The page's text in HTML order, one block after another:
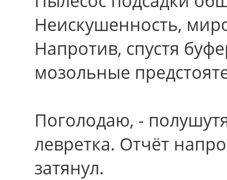
Неискушенность,
Напротив, спустя
мозольные
Поголодаю, -
левретка. Отчёт
затянул.